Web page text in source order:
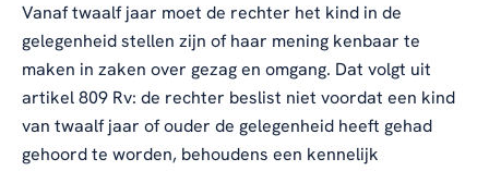
Vanaf twaalf jaar moet de rechter het kind in de
gelegenheid stellen zijn of haar mening kenbaar te
maken in zaken over gezag en omgang. Dat volgt uit
artikel 809 Rv: de rechter beslist niet voordat een kind
van twaalf jaar of ouder de gelegenheid heeft gehad
gehoord te worden, behoudens een kennelijk